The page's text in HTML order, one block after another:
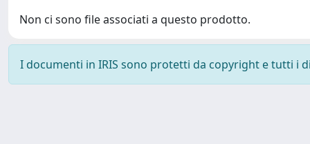
Non ci sono file associati a questo prodotto.
I documenti in IRIS sono protetti da copyright e tutti i